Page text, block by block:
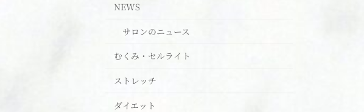
NEWS
サロンのニュース
むくみ・セルライト
ストレッチ
ダイエット